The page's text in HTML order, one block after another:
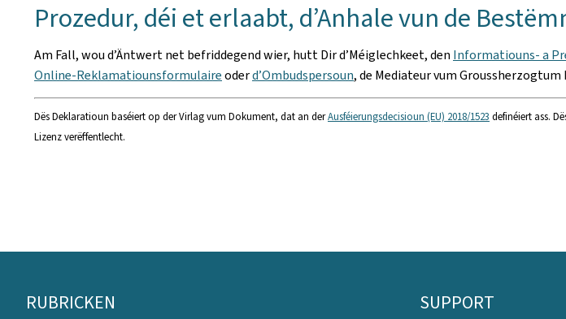
Prozedur, déi et erlaabt, d’Anhale vun de
Am Fall, wou d’Äntwert net befriddegend wier, hutt Dir d’Méiglechkeet, den Informatiouns- a
Online-Reklamatiounsformulaireoderd’Ombudspersoun, de Mediateur vum
Dës Deklaratioun baséiert op der Virlag vum Dokument, dat an derAusféierungsdecisioun (EU) 2018/1523 definéiert ass.
Lizenz verëffentlecht.
Fousszeil
RUBRICKEN SUPPORT